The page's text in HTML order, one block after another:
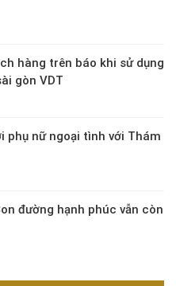
hàng trên báo khi sử dụng
gòn VDT
phụ nữ ngoại tình với Thám
đường hạnh phúc vẫn còn